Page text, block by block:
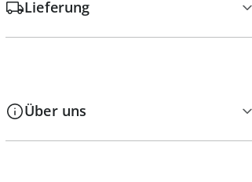
Lieferung
Über uns